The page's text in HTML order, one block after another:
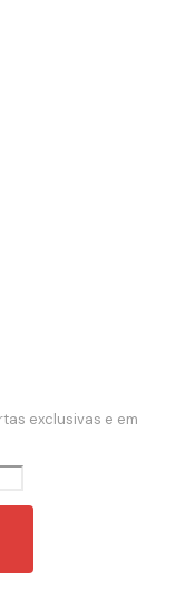
exclusivas e em